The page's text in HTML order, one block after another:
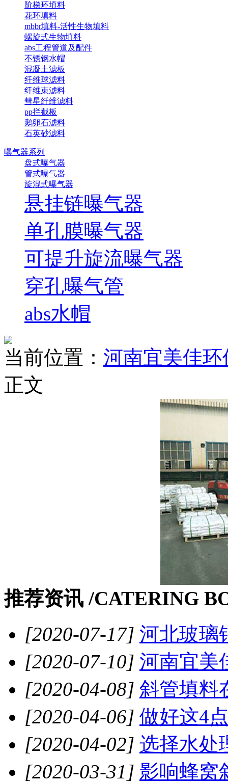
阶梯环填料
花环填料
mbbr填料-活性生物填料
螺旋式生物填料
abs工程管道及配件
不锈钢水帽
混凝土滤板
纤维球滤料
纤维束滤料
彗星纤维滤料
pp拦截板
鹅卵石滤料
石英砂滤料
曝气器系列
盘式曝气器
管式曝气器
旋混式曝气器
悬挂链曝气器
单孔膜曝气器
可提升旋流曝气器
穿孔曝气管
abs水帽
当前位置： 河南宜美佳
正文
推荐资讯 /CATERING
[2020-07-17] 河北玻璃
[2020-07-10] 河南宜美
[2020-04-08] 斜管填料
[2020-04-06] 做好这4
[2020-04-02] 选择水处
[2020-03-31] 影响蜂窝